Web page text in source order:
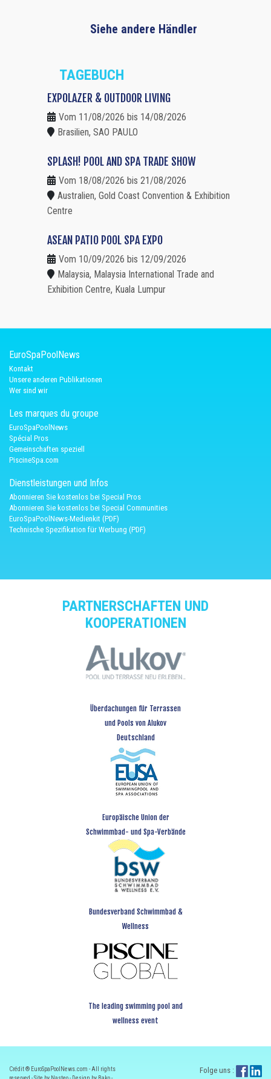
Siehe andere Händler
TAGEBUCH
EXPOLAZER & OUTDOOR LIVING
Vom 11/08/2026 bis 14/08/2026
Brasilien, SAO PAULO
SPLASH! POOL AND SPA TRADE SHOW
Vom 18/08/2026 bis 21/08/2026
Australien, Gold Coast Convention & Exhibition
Centre
ASEAN PATIO POOL SPA EXPO
Vom 10/09/2026 bis 12/09/2026
Malaysia, Malaysia International Trade and
Exhibition Centre, Kuala Lumpur
EuroSpaPoolNews
Kontakt
Unsere anderen Publikationen
Wer sind wir
Les marques du groupe
EuroSpaPoolNews
Spécial Pros
Gemeinschaften speziell
PiscineSpa.com
Dienstleistungen und Infos
Abonnieren Sie kostenlos bei Special Pros
Abonnieren Sie kostenlos bei Special Communities
EuroSpaPoolNews-Medienkit (PDF)
Technische Spezifikation für Werbung (PDF)
PARTNERSCHAFTEN UND
KOOPERATIONEN
Überdachungen für Terrassen
und Pools von Alukov
Deutschland
Europäische Union der
Schwimmbad- und Spa-Verbände
Bundesverband Schwimmbad &
Wellness
The leading swimming pool and
wellness event
Crédit ® EuroSpaPoolNews.com - All rights
Folge uns :